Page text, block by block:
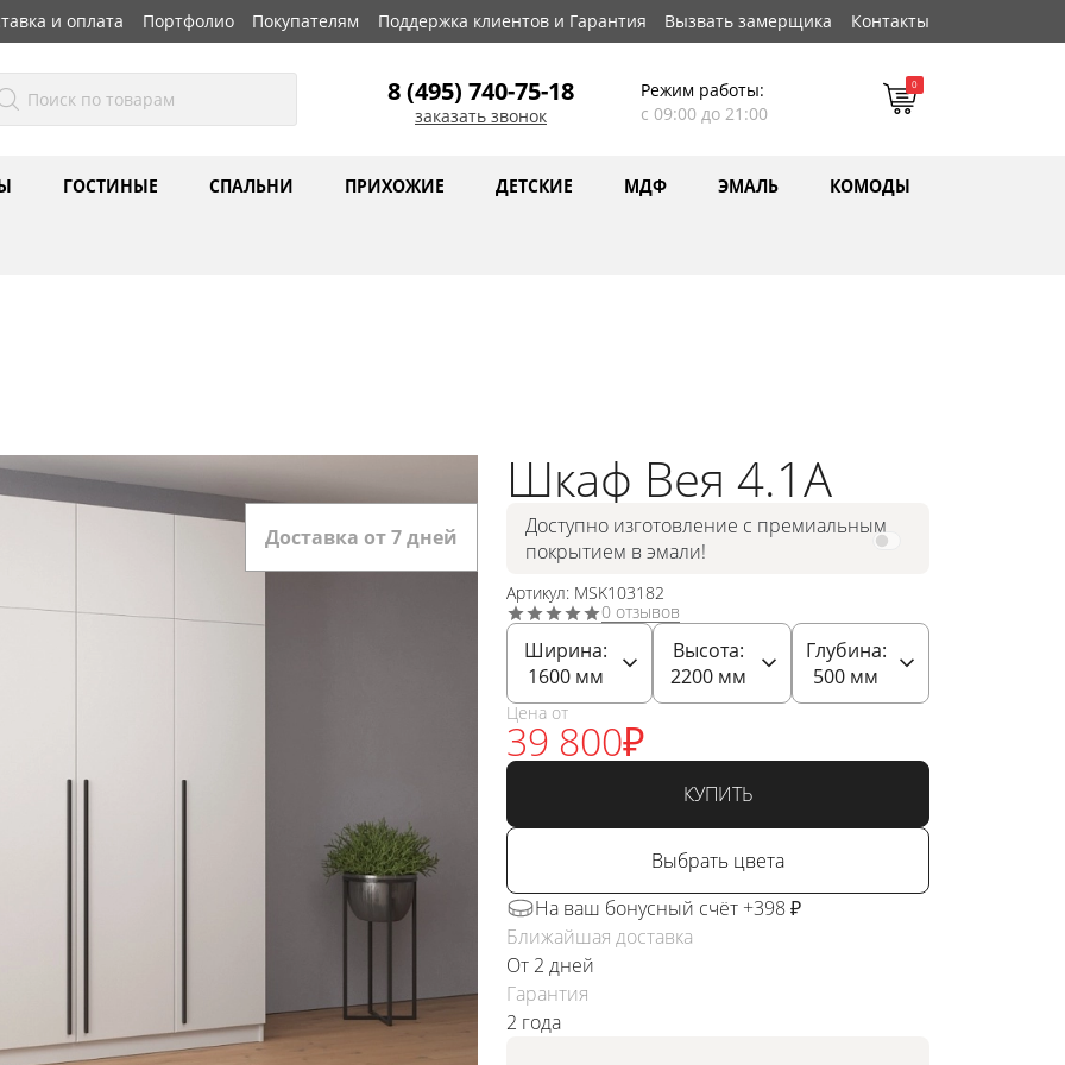
и оплата Портфолио Покупателям Поддержка клиентов и Гарантия Вызвать замерщика Контакты
8 (495) 740-75-18
заказать звонок
Режим работы:
с 09:00 до 21:00
0
ГОСТИНЫЕ СПАЛЬНИ ПРИХОЖИЕ ДЕТСКИЕ МДФ ЭМАЛЬ КОМОДЫ
Доставка от 7 дней
Шкаф Вея 4.1А
Доступно изготовление с премиальным
покрытием в эмали!
Артикул: MSK103182
0 отзывов
Ширина:
1600мм
Высота:
2200мм
Глубина:
500 мм
Цена от
39 800₽
КУПИТЬ
Выбрать цвета
На ваш бонусный счёт +398 ₽
Ближайшая доставка
От 2 дней
Гарантия
2 года